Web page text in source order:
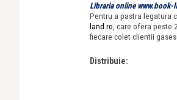
Libraria online www.book-
Pentru a pastra legatura
land.ro , care ofera
fiecare colet clientii
Distribuie: